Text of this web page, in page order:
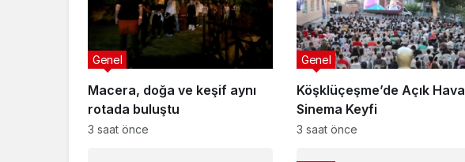
Macera, doğa ve keşif aynı
rotada buluştu
Genel
3 saat önce
Köşklüçeşme’de Açık Hava
Sinema Keyfi
Genel
3 saat önce